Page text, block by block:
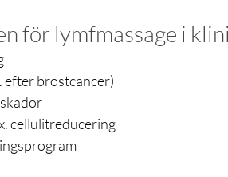
för lymfmassage i
efter bröstcancer)
cellulitreducering